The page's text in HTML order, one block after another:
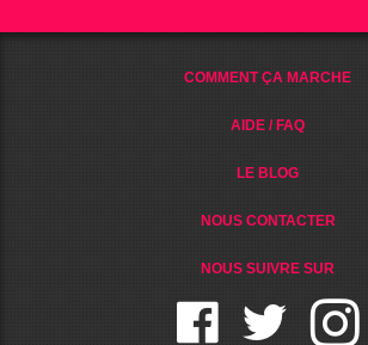
COMMENT ÇA MARCHE
AIDE / FAQ
LE BLOG
NOUS CONTACTER
NOUS SUIVRE SUR